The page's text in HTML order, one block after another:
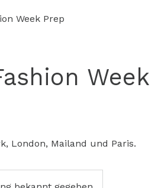
Week Prep
Week
London, Mailand und Paris.